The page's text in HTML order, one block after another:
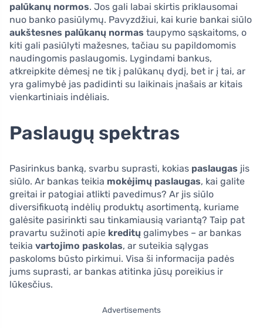
palūkanų normos. Jos gali labai skirtis priklausomai
nuo banko pasiūlymų. Pavyzdžiui, kai kurie bankai siūlo
aukštesnes palūkanų normas taupymo sąskaitoms, o
kiti gali pasiūlyti mažesnes, tačiau su papildomomis
naudingomis paslaugomis. Lygindami bankus,
atkreipkite dėmesį ne tik į palūkanų dydį, bet ir į tai, ar
yra galimybė jas padidinti su laikinais įnašais ar kitais
vienkartiniais indėliais.
Paslaugų spektras
Pasirinkus banką, svarbu suprasti, kokias paslaugas jis
siūlo. Ar bankas teikia mokėjimų paslaugas, kai galite
greitai ir patogiai atlikti pavedimus? Ar jis siūlo
diversifikuotą indėlių produktų asortimentą, kuriame
galėsite pasirinkti sau tinkamiausią variantą? Taip pat
pravartu sužinoti apie kreditų galimybes – ar bankas
teikia vartojimo paskolas, ar suteikia sąlygas
paskoloms būsto pirkimui. Visa ši informacija padės
jums suprasti, ar bankas atitinka jūsų poreikius ir
lūkesčius.
Advertisements